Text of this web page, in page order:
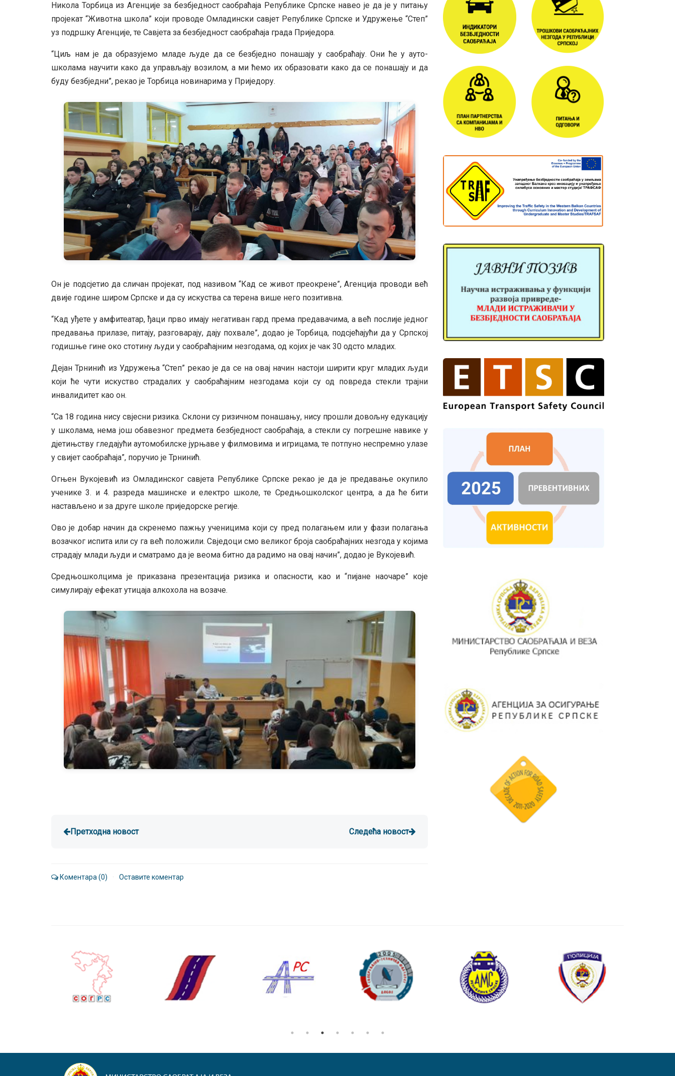
Никола Торбица из Агенције за безбједност саобраћаја Републике Српске навео је да је у питању
пројекат “Животна школа” који проводе Омладински савјет Републике Српске и Удружење “Степ”
уз подршку Агенције, те Савјета за безбједност саобраћаја града Приједора.
“Циљ нам је да образујемо младе људе да се безбједно понашају у саобраћају. Они ће у ауто-
школама научити како да управљају возилом, а ми ћемо их образовати како да се понашају и да
буду безбједни”, рекао је Торбица новинарима у Приједору.
Он је подсјетио да сличан пројекат, под називом “Кад се живот преокрене”, Агенција проводи већ
двије године широм Српске и да су искуства са терена више него позитивна.
“Кад уђете у амфитеатар, ђаци прво имају негативан гард према предавачима, а већ послије једног
предавања прилазе, питају, разговарају, дају похвале”, додао је Торбица, подсјећајући да у Српској
годишње гине око стотину људи у саобраћајним незгодама, од којих је чак 30 одсто младих.
Дејан Трнинић из Удружења “Степ” рекао је да се на овај начин настоји ширити круг младих људи
који ће чути искуство страдалих у саобраћајним незгодама који су од повреда стекли трајни
инвалидитет као он.
“Са 18 година нису свјесни ризика. Склони су ризичном понашању, нису прошли довољну едукацију
у школама, нема још обавезног предмета безбједност саобраћаја, а стекли су погрешне навике у
дјетињству гледајући аутомобилске јурњаве у филмовима и игрицама, те потпуно неспремно улазе
у свијет саобраћаја”, поручио је Трнинић.
Огњен Вукојевић из Омладинског савјета Републике Српске рекао је да је предавање окупило
ученике 3. и 4. разреда машинске и електро школе, те Средњошколског центра, а да ће бити
настављено и за друге школе приједорске регије.
Ово је добар начин да скренемо пажњу ученицима који су пред полагањем или у фази полагања
возачког испита или су га већ положили. Свједоци смо великог броја саобраћајних незгода у којима
страдају млади људи и сматрамо да је веома битно да радимо на овај начин”, додао је Вукојевић.
Средњошколцима је приказана презентација ризика и опасности, као и “пијане наочаре” које
симулирају ефекат утицаја алкохола на возаче.
Претходна новост Следећа новост
Коментара (0) · Оставите коментар